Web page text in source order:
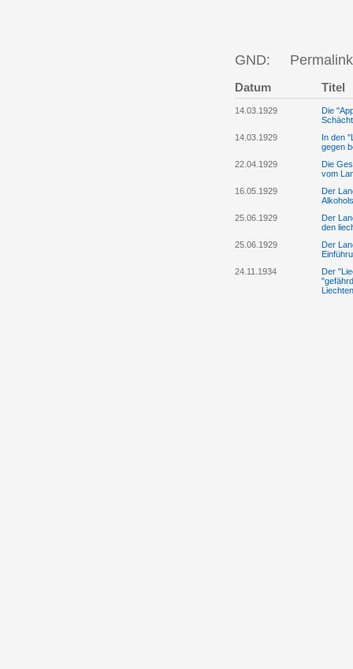
GND:
Datum Titel
14.03.1929
Die
14.03.1929
In den
gegen
22.04.1929
Die
vom
16.05.1929
Der
25.06.1929
Der
den
25.06.1929
Der
24.11.1934
Der